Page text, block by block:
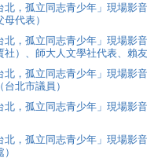
北，孤立同志青少年」現場影
母代表）
北，孤立同志青少年」現場影
社）、師大人文學社代表、賴
北，孤立同志青少年」現場影
台北市議員）
北，孤立同志青少年」現場影
北，孤立同志青少年」現場影